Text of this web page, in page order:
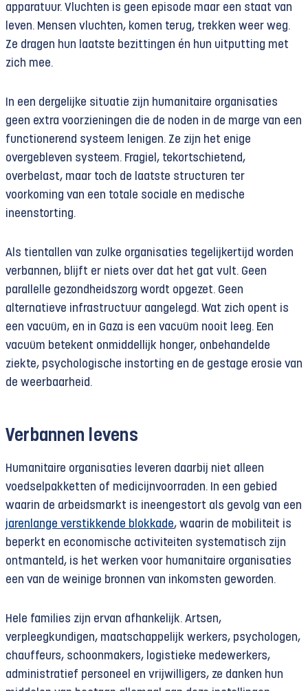
apparatuur. Vluchten is geen episode maar een staat van
leven. Mensen vluchten, komen terug, trekken weer weg.
Ze dragen hun laatste bezittingen én hun uitputting met
zich mee.
In een dergelijke situatie zijn humanitaire organisaties
geen extra voorzieningen die de noden in de marge van een
functionerend systeem lenigen. Ze zijn het enige
overgebleven systeem. Fragiel, tekortschietend,
overbelast, maar toch de laatste structuren ter
voorkoming van een totale sociale en medische
ineenstorting.
Als tientallen van zulke organisaties tegelijkertijd worden
verbannen, blijft er niets over dat het gat vult. Geen
parallelle gezondheidszorg wordt opgezet. Geen
alternatieve infrastructuur aangelegd. Wat zich opent is
een vacuüm, en in Gaza is een vacuüm nooit leeg. Een
vacuüm betekent onmiddellijk honger, onbehandelde
ziekte, psychologische instorting en de gestage erosie van
de weerbaarheid.
Verbannen levens
Humanitaire organisaties leveren daarbij niet alleen
voedselpakketten of medicijnvoorraden. In een gebied
waarin de arbeidsmarkt is ineengestort als gevolg van een
jarenlange verstikkende blokkade, waarin de mobiliteit is
beperkt en economische activiteiten systematisch zijn
ontmanteld, is het werken voor humanitaire organisaties
een van de weinige bronnen van inkomsten geworden.
Hele families zijn ervan afhankelijk. Artsen,
verpleegkundigen, maatschappelijk werkers, psychologen,
chauffeurs, schoonmakers, logistieke medewerkers,
administratief personeel en vrijwilligers, ze danken hun